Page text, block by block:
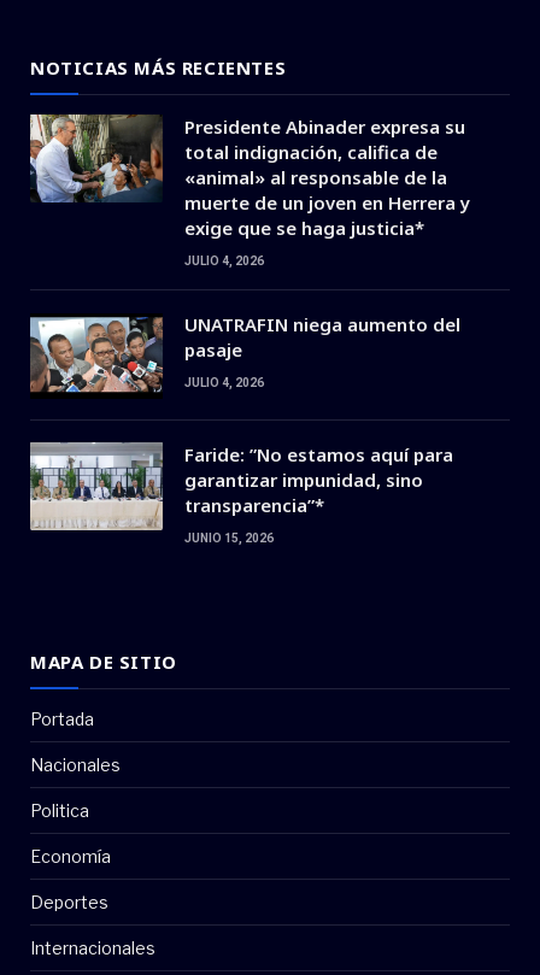
NOTICIAS MÁS RECIENTES
Presidente Abinader expresa su
total indignación, califica de
«animal» al responsable de la
muerte de un joven en Herrera y
exige que se haga justicia*
JULIO 4, 2026
UNATRAFIN niega aumento del
pasaje
JULIO 4, 2026
Faride: ”No estamos aquí para
garantizar impunidad, sino
transparencia”*
JUNIO 15, 2026
MAPA DE SITIO
Portada
Nacionales
Politica
Economía
Deportes
Internacionales